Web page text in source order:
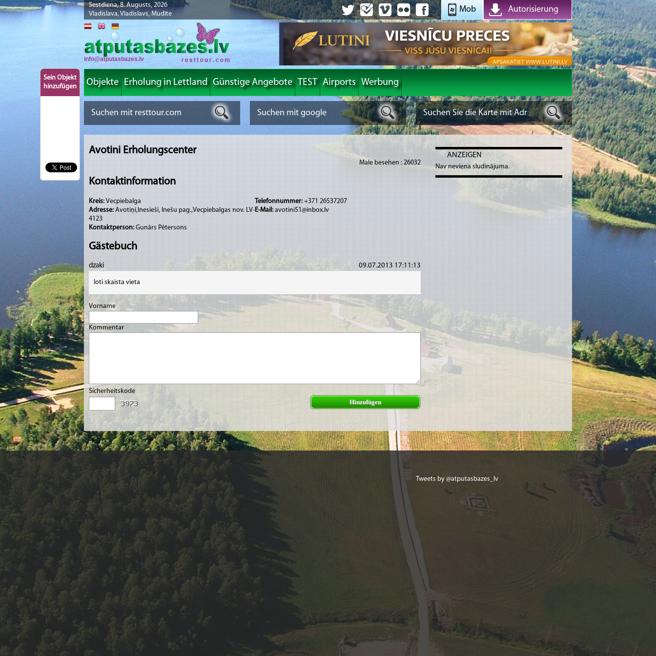
Sestdiena, 8. Augusts, 2026
Vladislava, Vladislavs, Mudīte
Autorisierung
Mob
Sein Objekt
hinzufügen
info@atputasbazes.lv
Objekte Erholung in Lettland Günstige Angebote TEST Airports Werbung
Avotini Erholungscenter
Male besehen : 26032
Kontaktinformation
Kreis: Vecpiebalga
Adresse: Avotiņi,Inesieši, Inešu pag.,Vecpiebalgas nov. LV-
4123
Kontaktperson: Gunārs Pētersons
Telefonnummer: +371 26537207
E-Mail: avotini51@inbox.lv
Gästebuch
dzaki 09.07.2013 17:11:13
loti skaista vieta
Vorname
Kommentar
Sicherheitskode
Hinzufügen
ANZEIGEN
Nav neviena sludinājuma.
Tweets by @atputasbazes_lv